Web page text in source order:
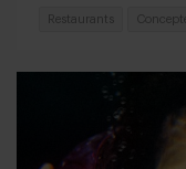
Restaurants